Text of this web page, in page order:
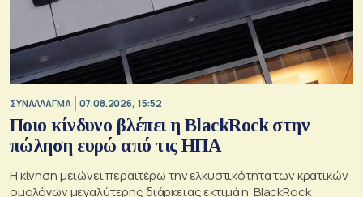
ΣΥΝΑΛΛΑΓΜΑ 07.08.2026, 15:52
Ποιο κίνδυνο βλέπει η BlackRock στην
πώληση ευρώ από τις ΗΠΑ
Η κίνηση μειώνει περαιτέρω την ελκυστικότητα των κρατικών
ομολόγων μεγαλύτερης διάρκειας εκτιμά η BlackRock